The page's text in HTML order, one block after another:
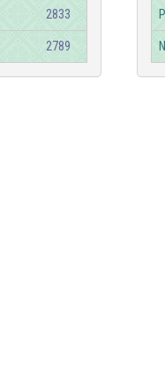
2833
2789